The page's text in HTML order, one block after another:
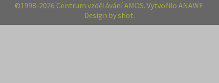
©1998-2026 Centrum vzdělávání AMOS. Vytvořilo ANAWE.
Design by shot.